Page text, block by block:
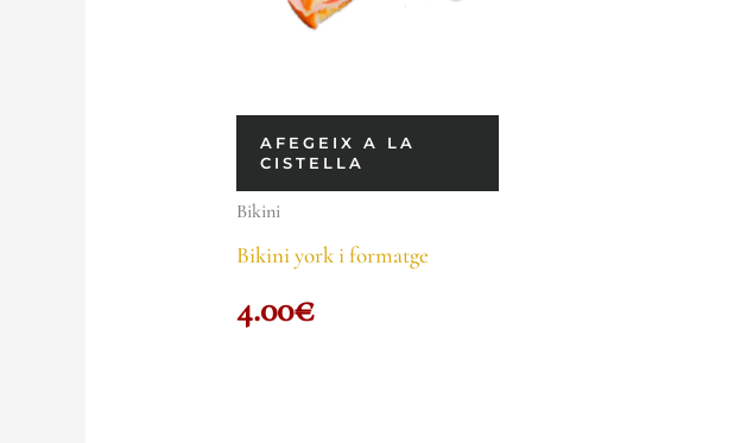
AFEGEIX A LA
CISTELLA
Bikini
Bikini york i formatge
4.00€